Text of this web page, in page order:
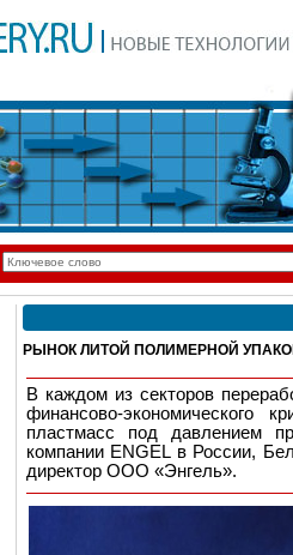
РЫНОК ЛИТОЙ ПОЛИМЕРНОЙ
В каждом из секторов
финансово-экономического
пластмасс под давлением
компании ENGEL в России,
директор ООО «Энгель».